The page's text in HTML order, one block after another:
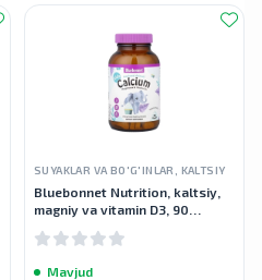
SUYAKLAR VA BO'G'INLAR, KALTSIY
Bluebonnet Nutrition, kaltsiy,
magniy va vitamin D3, 90
Mavjud